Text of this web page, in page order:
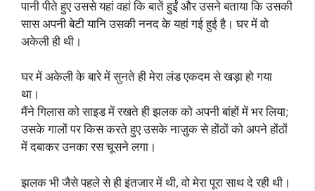
पानी पीते हुए उससे यहां वहां कि बातें हुईं और उसने बताया कि उसकी
सास अपनी बेटी यानि उसकी ननद के यहां गई हुई है। घर में वो
अकेली ही थी।
घर में अकेली के बारे में सुनते ही मेरा लंड एकदम से खड़ा हो गया
था।
मैंने गिलास को साइड में रखते ही झलक को अपनी बांहों में भर लिया;
उसके गालों पर किस करते हुए उसके नाज़ुक से होंठों को अपने होंठों
में दबाकर उनका रस चूसने लगा।
झलक भी जैसे पहले से ही इंतजार में थी, वो मेरा पूरा साथ दे रही थी।